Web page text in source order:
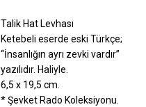
Talik Hat Levhası
Ketebeli eserde eski Türkçe;
“İnsanlığın ayrı zevki vardır”
yazılıdır. Haliyle.
6,5 x 19,5 cm.
* Şevket Rado Koleksiyonu.